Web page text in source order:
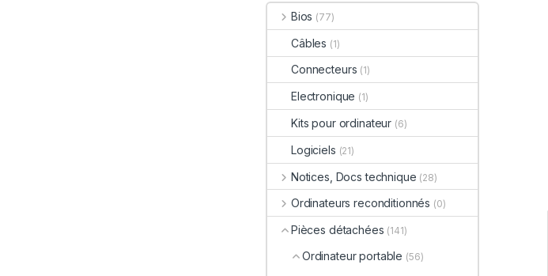
Bios (77)
Câbles (1)
Connecteurs (1)
Electronique (1)
Kits pour ordinateur (6)
Logiciels (21)
Notices, Docs technique (28)
Ordinateurs reconditionnés (0)
Pièces détachées (141)
Ordinateur portable (56)